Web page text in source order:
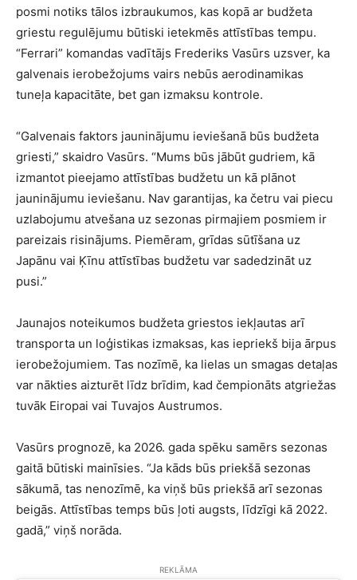
posmi notiks tālos izbraukumos, kas kopā ar budžeta
griestu regulējumu būtiski ietekmēs attīstības tempu.
“Ferrari” komandas vadītājs Frederiks Vasūrs uzsver, ka
galvenais ierobežojums vairs nebūs aerodinamikas
tuneļa kapacitāte, bet gan izmaksu kontrole.
“Galvenais faktors jauninājumu ieviešanā būs budžeta
griesti,” skaidro Vasūrs. “Mums būs jābūt gudriem, kā
izmantot pieejamo attīstības budžetu un kā plānot
jauninājumu ieviešanu. Nav garantijas, ka četru vai piecu
uzlabojumu atvešana uz sezonas pirmajiem posmiem ir
pareizais risinājums. Piemēram, grīdas sūtīšana uz
Japānu vai Ķīnu attīstības budžetu var sadedzināt uz
pusi.”
Jaunajos noteikumos budžeta griestos iekļautas arī
transporta un loģistikas izmaksas, kas iepriekš bija ārpus
ierobežojumiem. Tas nozīmē, ka lielas un smagas detaļas
var nākties aizturēt līdz brīdim, kad čempionāts atgriežas
tuvāk Eiropai vai Tuvajos Austrumos.
Vasūrs prognozē, ka 2026. gada spēku samērs sezonas
gaitā būtiski mainīsies. “Ja kāds būs priekšā sezonas
sākumā, tas nenozīmē, ka viņš būs priekšā arī sezonas
beigās. Attīstības temps būs ļoti augsts, līdzīgi kā 2022.
gadā,” viņš norāda.
REKLĀMA